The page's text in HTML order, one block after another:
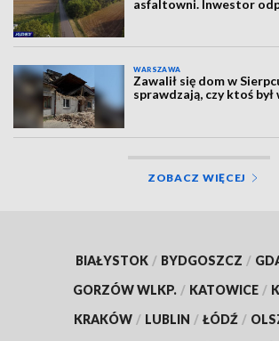
asfaltowni. Inwestor
WARSZAWA
Zawalił się dom w
sprawdzają, czy ktoś był
ZOBACZ WIĘCEJ
BIAŁYSTOK / BYDGOSZCZ /
GORZÓW WLKP. / KATOWICE /
KRAKÓW / LUBLIN / ŁÓDŹ /